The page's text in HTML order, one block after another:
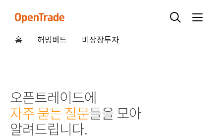
홈 허밍버드 비상장투자
오픈트레이드에
자주 묻는 질문들을 모아
알려드립니다.